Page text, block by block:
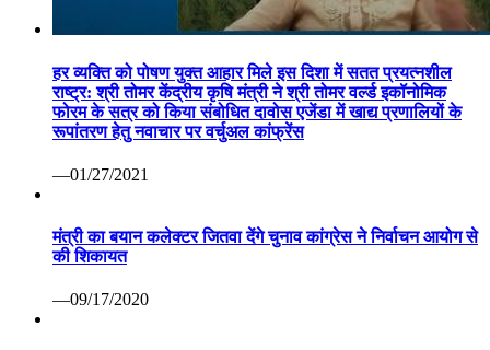
हर व्यक्ति को पोषण युक्त आहार मिले इस दिशा में सतत प्रयत्नशील
राष्ट्र: श्री तोमर केंद्रीय कृषि मंत्री ने श्री तोमर वर्ल्ड इकॉनोमिक
फोरम के सत्र को किया संबोधित दावोस एजेंडा में खाद्य प्रणालियों के
रूपांतरण हेतु नवाचार पर वर्चुअल कांफ्रेंस
—01/27/2021
मंत्री का बयान कलेक्टर जितवा देंगे चुनाव कांग्रेस ने निर्वाचन आयोग से
की शिकायत
—09/17/2020